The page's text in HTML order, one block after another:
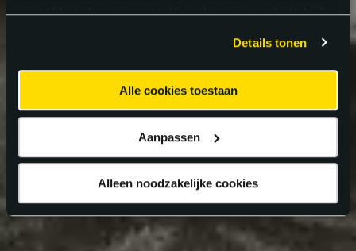
gaat akkoord met onze cookies als u onze website blijft
Details tonen
Alle cookies toestaan
Aanpassen
Alleen noodzakelijke cookies